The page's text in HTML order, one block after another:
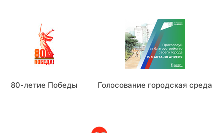
80-летие Победы Голосование городская среда